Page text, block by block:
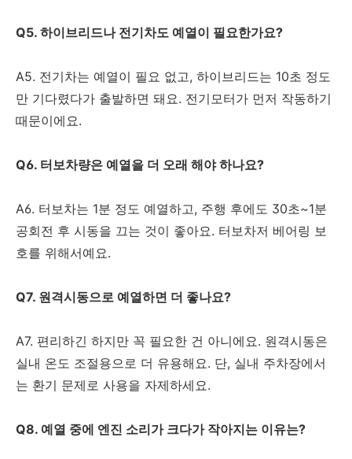
Q5. 하이브리드나 전기차도 예열이 필요한가요?
A5. 전기차는 예열이 필요 없고, 하이브리드는 10초 정도
만 기다렸다가 출발하면 돼요. 전기모터가 먼저 작동하기
때문이에요.
Q6. 터보차량은 예열을 더 오래 해야 하나요?
A6. 터보차는 1분 정도 예열하고, 주행 후에도 30초~1분
공회전 후 시동을 끄는 것이 좋아요. 터보차저 베어링 보
호를 위해서예요.
Q7. 원격시동으로 예열하면 더 좋나요?
A7. 편리하긴 하지만 꼭 필요한 건 아니에요. 원격시동은
실내 온도 조절용으로 더 유용해요. 단, 실내 주차장에서
는 환기 문제로 사용을 자제하세요.
Q8. 예열 중에 엔진 소리가 크다가 작아지는 이유는?